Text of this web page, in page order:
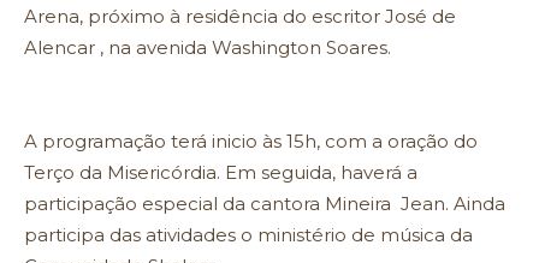
Arena, próximo à residência do escritor José de
Alencar , na avenida Washington Soares.
A programação terá inicio às 15h, com a oração do
Terço da Misericórdia. Em seguida, haverá a
participação especial da cantora Mineira Jean. Ainda
participa das atividades o ministério de música da